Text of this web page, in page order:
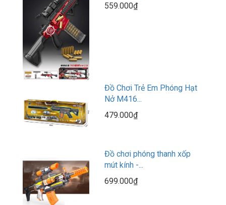
559.000₫
Đồ Chơi Trẻ Em Phóng Hạt
Nở M416...
479.000₫
Đồ chơi phóng thanh xốp
mút kính -...
699.000₫